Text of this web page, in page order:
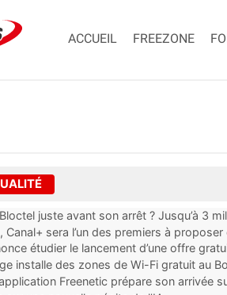
ACCUEIL FREEZONE
juste avant son arrêt ? Jusqu’à 3
Canal+ sera l’un des premiers à
étudier le lancement d’une offre
installe des zones de Wi-Fi gratuit au
Freenetic prépare son arrivée